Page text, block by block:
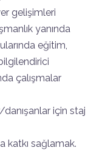
gelişimleri
yanında
eğitim,
çalışmalar
için staj
katkı sağlamak.